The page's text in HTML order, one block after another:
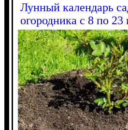
Лунный календарь
огородника с 8 по